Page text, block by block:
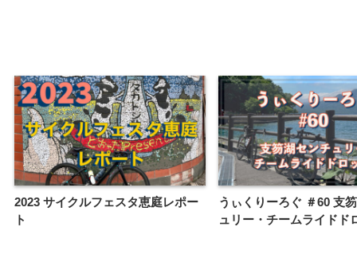
2023 サイクルフェスタ恵庭レポー
ト
うぃくりーろぐ ＃60 支
ュリー・チームライドド